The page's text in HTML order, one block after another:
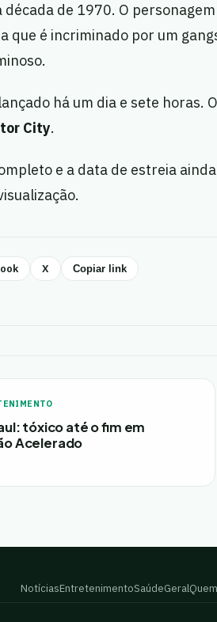
de 1970. O
que é incriminado por um
há um dia e sete horas.
City.
e a data de estreia
X Copiar link
tóxico até o fim em
Acelerado
NotíciasEntretenimentoSaúdeGeral